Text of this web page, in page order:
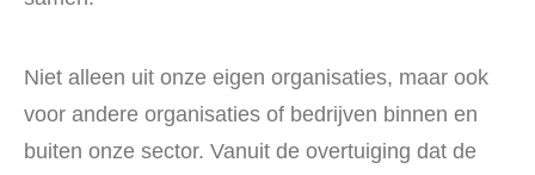
Niet alleen uit onze eigen organisaties, maar ook
voor andere organisaties of bedrijven binnen en
buiten onze sector. Vanuit de overtuiging dat de